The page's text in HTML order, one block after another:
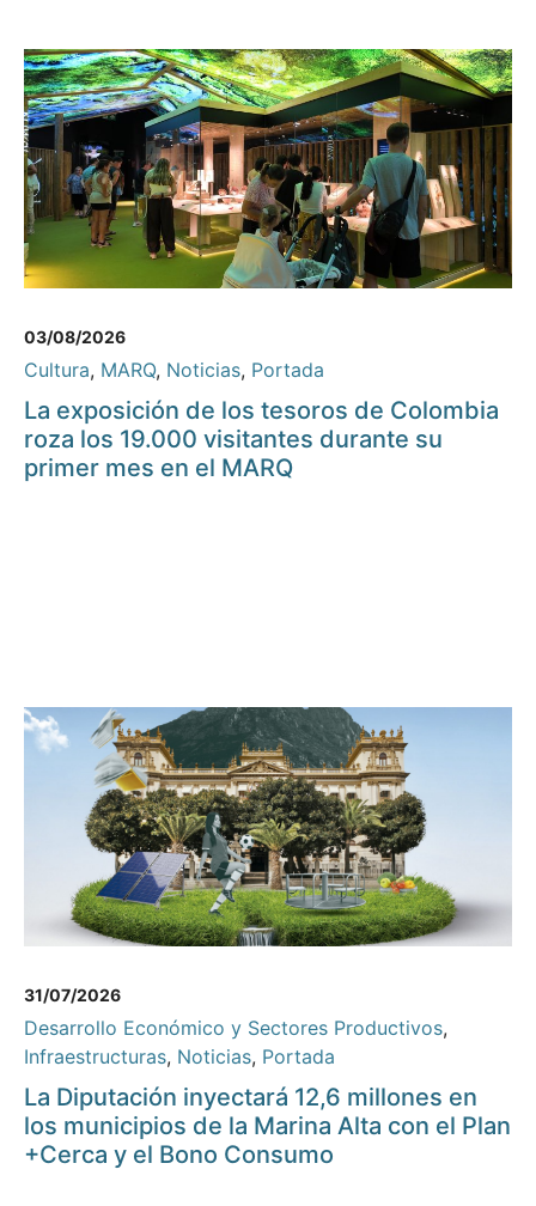
03/08/2026
Cultura, MARQ, Noticias, Portada
La exposición de los tesoros de Colombia
roza los 19.000 visitantes durante su
primer mes en el MARQ
31/07/2026
Desarrollo Económico y Sectores Productivos,
Infraestructuras, Noticias, Portada
La Diputación inyectará 12,6 millones en
los municipios de la Marina Alta con el Plan
+Cerca y el Bono Consumo